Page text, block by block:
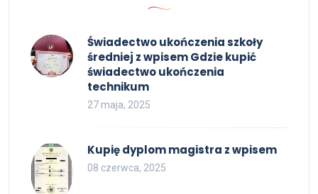
Świadectwo ukończenia szkoły
średniej z wpisem Gdzie kupić
świadectwo ukończenia
technikum
27 maja, 2025
Kupię dyplom magistra z wpisem
08 czerwca, 2025